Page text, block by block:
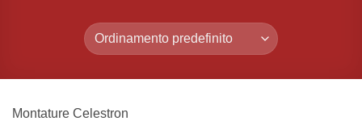
Montature Celestron